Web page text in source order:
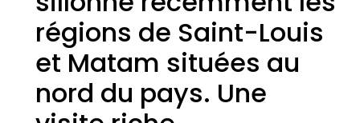
régions de Saint-Louis
et Matam situées au
nord du pays. Une